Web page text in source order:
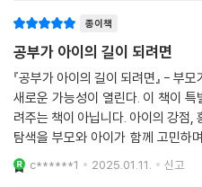
종이책
공부가 아이의 길이 되려면
『공부가 아이의 길이 되려면』 - 부
새로운 가능성이 열린다. 이 책이
려주는 책이 아닙니다. 아이의 강점,
탐색을 부모와 아이가 함께 고민하
"어떻게 아이를 성공적으로 키울 것
아이가
c******1 2025.01.11. 신고